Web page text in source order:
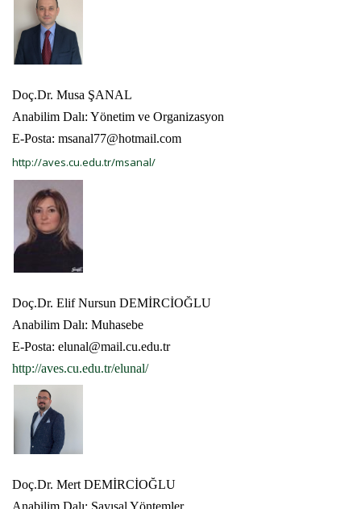
Doç.Dr. Musa ŞANAL
Anabilim Dalı: Yönetim ve Organizasyon
E-Posta: msanal77@hotmail.com
http://aves.cu.edu.tr/msanal/
Doç.Dr. Elif Nursun DEMİRCİOĞLU
Anabilim Dalı: Muhasebe
E-Posta: elunal@mail.cu.edu.tr
http://aves.cu.edu.tr/elunal/
Doç.Dr. Mert DEMİRCİOĞLU
Anabilim Dalı: Sayısal Yöntemler